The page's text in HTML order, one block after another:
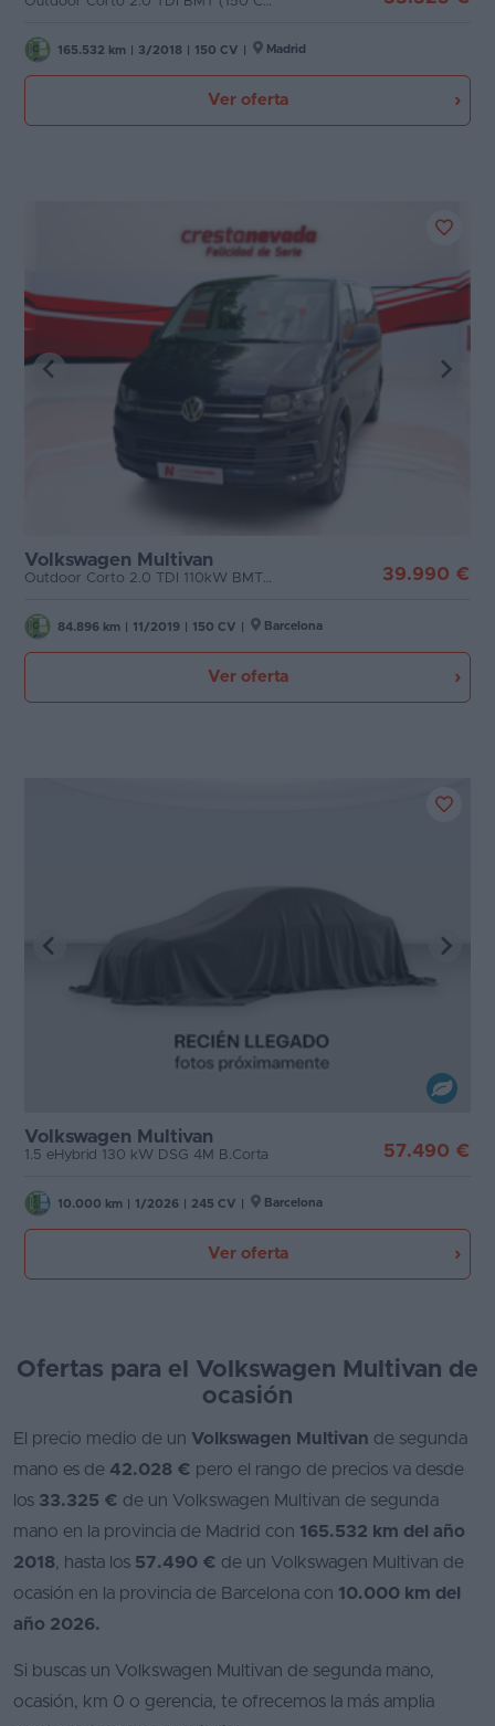
165.532 km 3/2018 150 CV Madrid
Ver oferta
Volkswagen Multivan
Outdoor Corto 2.0 TDI 110kW BMT DSG 39.990 €
84.896 km 11/2019 150 CV Barcelona
Ver oferta
Volkswagen Multivan
1.5 eHybrid 130 kW DSG 4M B.Corta 57.490 €
10.000 km 1/2026 245 CV Barcelona
Ver oferta
Ofertas para el Volkswagen Multivan de
ocasión
El precio medio de un Volkswagen Multivan de segunda
mano es de 42.028 € pero el rango de precios va desde
los 33.325 € de un Volkswagen Multivan de segunda
mano en la provincia de Madrid con 165.532 km del año
2018, hasta los 57.490 € de un Volkswagen Multivan de
ocasión en la provincia de Barcelona con 10.000 km del
año 2026.
Si buscas un Volkswagen Multivan de segunda mano,
ocasión, km 0 o gerencia, te ofrecemos la más amplia